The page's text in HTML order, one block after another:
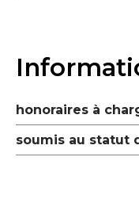
honoraires à
soumis au statut